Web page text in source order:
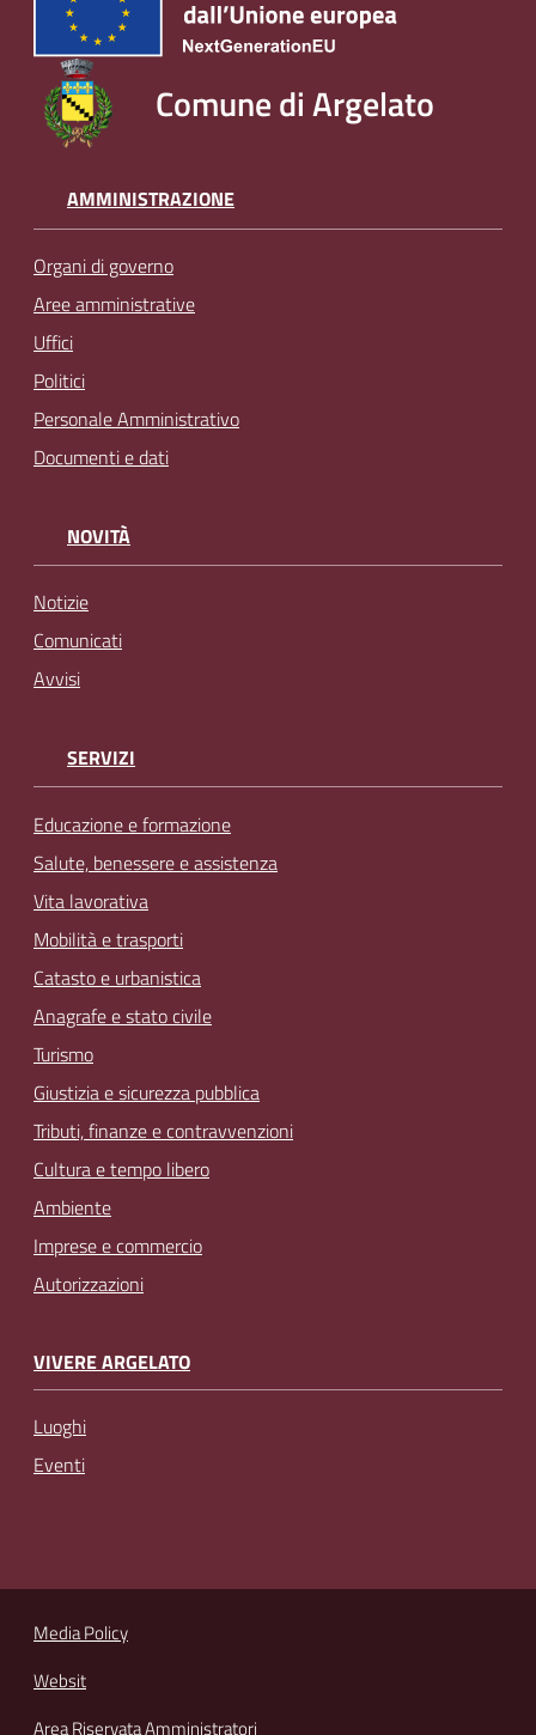
Comune di Argelato
AMMINISTRAZIONE
Organi di governo
Aree amministrative
Uffici
Politici
Personale Amministrativo
Documenti e dati
NOVITÀ
Notizie
Comunicati
Avvisi
SERVIZI
Educazione e formazione
Salute, benessere e assistenza
Vita lavorativa
Mobilità e trasporti
Catasto e urbanistica
Anagrafe e stato civile
Turismo
Giustizia e sicurezza pubblica
Tributi, finanze e contravvenzioni
Cultura e tempo libero
Ambiente
Imprese e commercio
Autorizzazioni
VIVERE ARGELATO
Luoghi
Eventi
Media Policy
Websit
Area Riservata Amministratori